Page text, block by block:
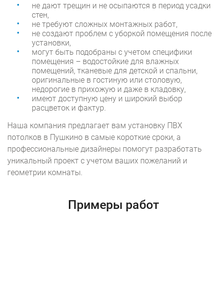
не дают трещин и не осыпаются в период усадки
стен,
не требуют сложных монтажных работ,
не создают проблем с уборкой помещения после
установки,
могут быть подобраны с учетом специфики
помещения – водостойкие для влажных
помещений, тканевые для детской и спальни,
оригинальные в гостиную или столовую,
недорогие в прихожую и даже в кладовку,
имеют доступную цену и широкий выбор
расцветок и фактур.
Наша компания предлагает вам установку ПВХ
потолков в Пушкино в самые короткие сроки, а
профессиональные дизайнеры помогут разработать
уникальный проект с учетом ваших пожеланий и
геометрии комнаты.
Примеры работ